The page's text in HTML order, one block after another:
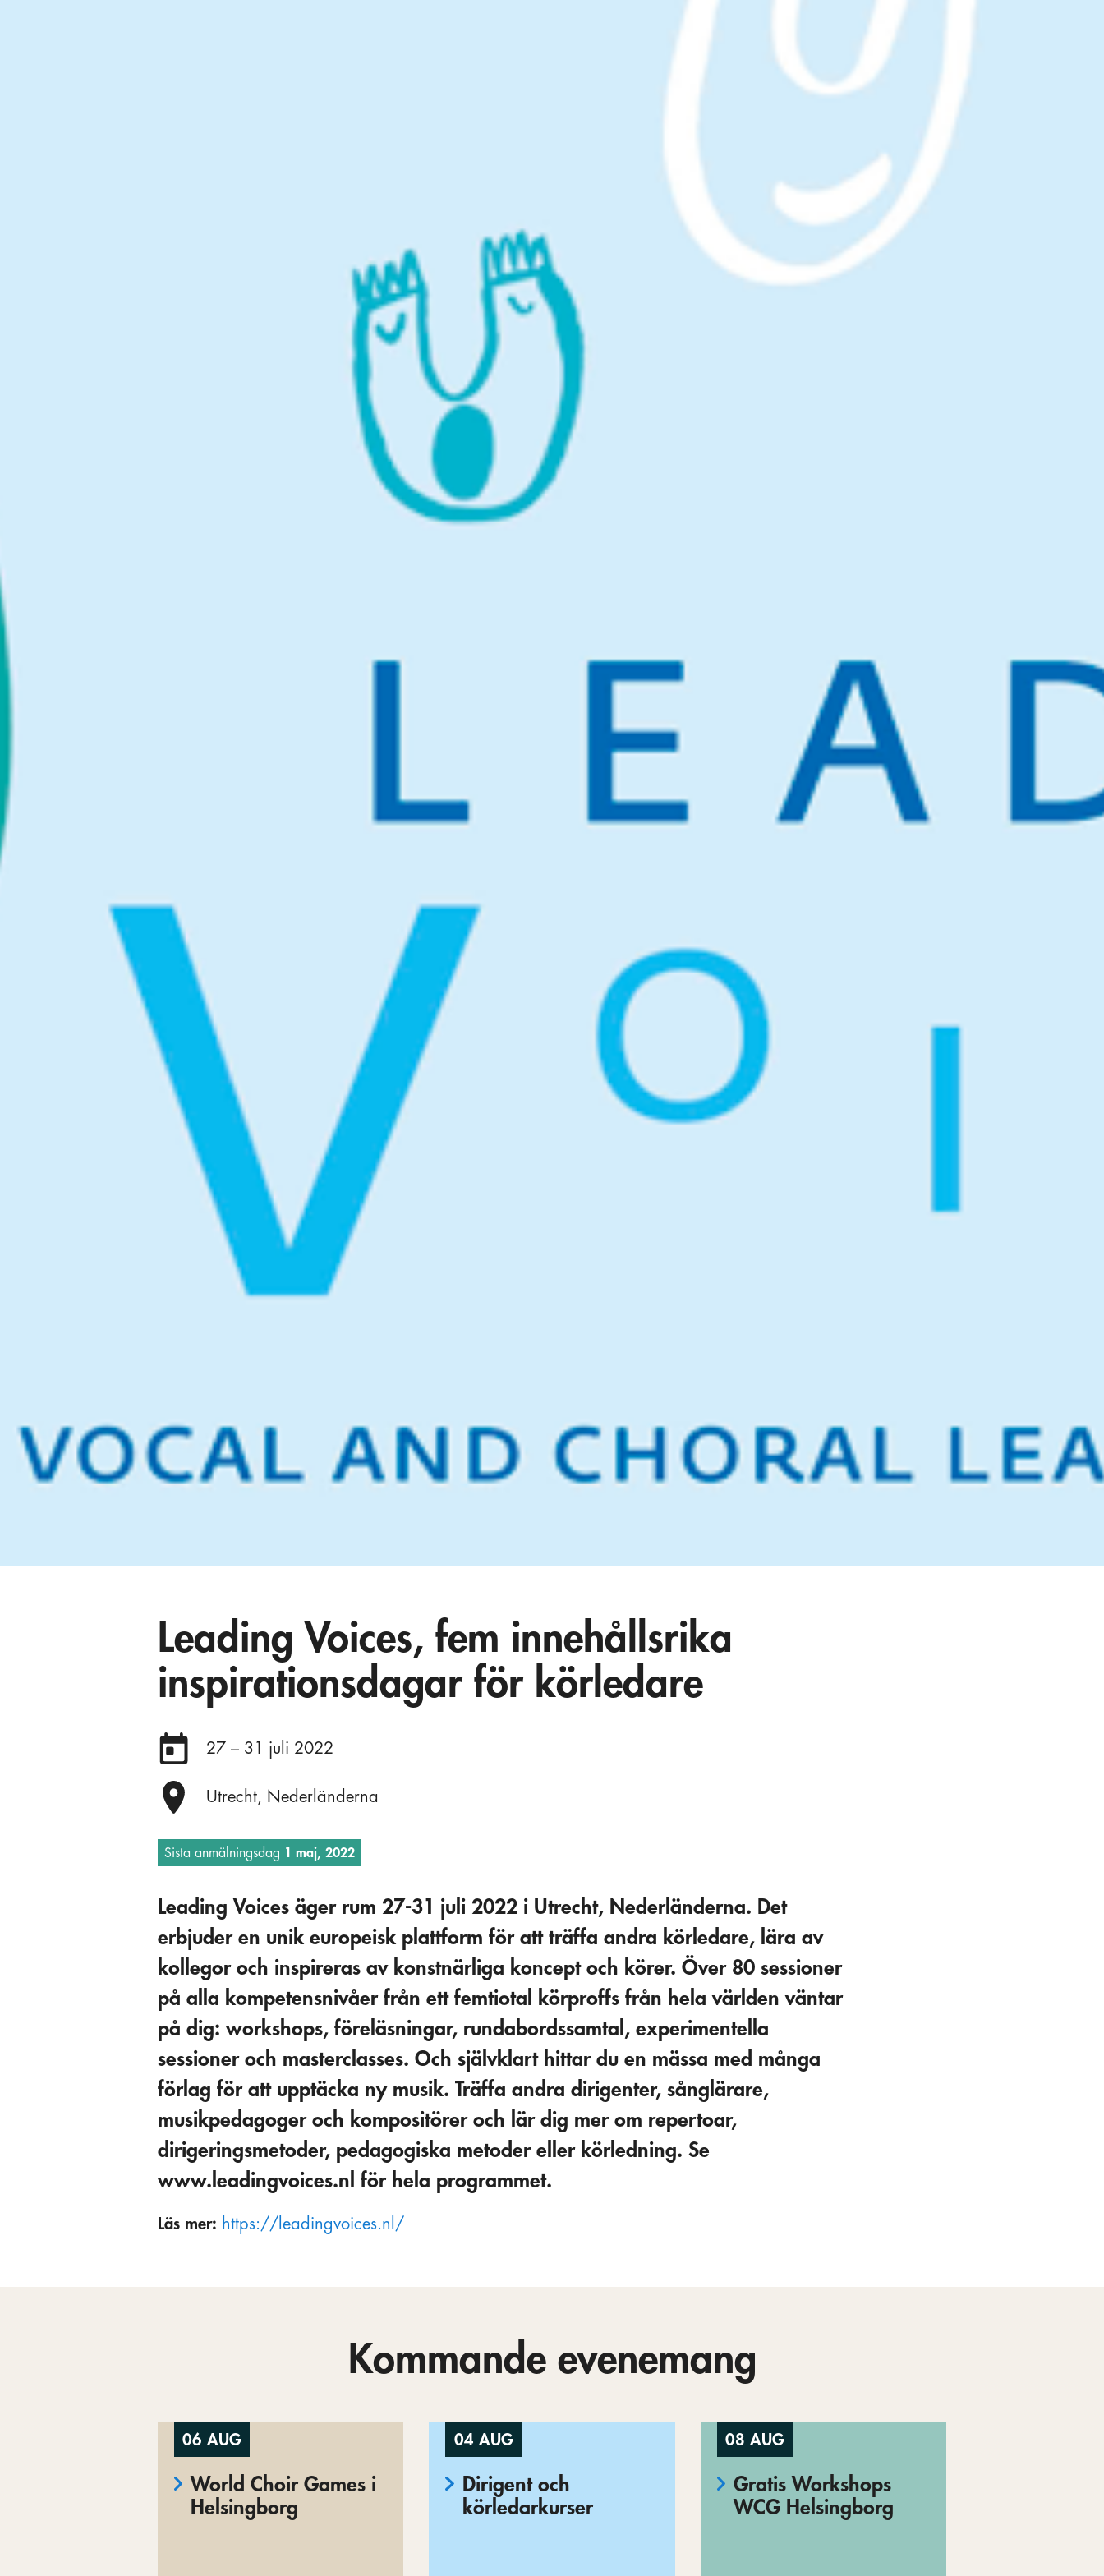
Leading Voices, fem innehållsrika
inspirationsdagar för körledare
Datum:
27 – 31 juli 2022
Plats:
Utrecht, Nederländerna
Sista anmälningsdag 1 maj, 2022
Leading Voices äger rum 27-31 juli 2022 i Utrecht, Nederländerna. Det
erbjuder en unik europeisk plattform för att träffa andra körledare, lära av
kollegor och inspireras av konstnärliga koncept och körer. Över 80 sessioner
på alla kompetensnivåer från ett femtiotal körproffs från hela världen väntar
på dig: workshops, föreläsningar, rundabordssamtal, experimentella
sessioner och masterclasses. Och självklart hittar du en mässa med många
förlag för att upptäcka ny musik. Träffa andra dirigenter, sånglärare,
musikpedagoger och kompositörer och lär dig mer om repertoar,
dirigeringsmetoder, pedagogiska metoder eller körledning. Se
www.leadingvoices.nl för hela programmet.
Läs mer: https://leadingvoices.nl/
Kommande evenemang
06 AUG
World Choir Games i
Helsingborg
04 AUG
Dirigent och
körledarkurser
08 AUG
Gratis Workshops
WCG Helsingborg